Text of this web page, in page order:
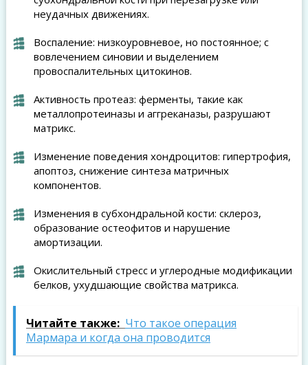
неудачных движениях.
Воспаление: низкоуровневое, но постоянное; с
вовлечением синовии и выделением
провоспалительных цитокинов.
Активность протеаз: ферменты, такие как
металлопротеиназы и аггреканазы, разрушают
матрикс.
Изменение поведения хондроцитов: гипертрофия,
апоптоз, снижение синтеза матричных
компонентов.
Изменения в субхондральной кости: склероз,
образование остеофитов и нарушение
амортизации.
Окислительный стресс и углеродные модификации
белков, ухудшающие свойства матрикса.
Читайте также: Что такое операция
Мармара и когда она проводится